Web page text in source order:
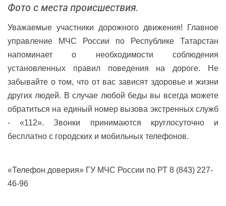
Фото с места происшествия.
Уважаемые участники дорожного движения! Главное
управление МЧС России по Республике Татарстан
напоминает о необходимости соблюдения
установленных правил поведения на дороге. Не
забывайте о том, что от вас зависят здоровье и жизни
других людей. В случае любой беды вы всегда можете
обратиться на единый номер вызова экстренных служб
- «112». Звонки принимаются круглосуточно и
бесплатно с городских и мобильных телефонов.
«Телефон доверия» ГУ МЧС России по РТ 8 (843) 227-
46-96